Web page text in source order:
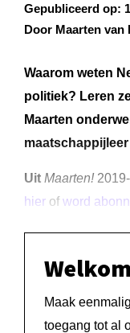
Gepubliceerd op:
Door Maarten van
Waarom weten
politiek? Leren
Maarten
Uit Maarten!
hier ofword
Maak
toegang tot al